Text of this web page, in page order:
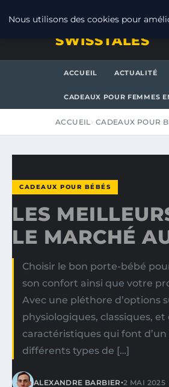
SWISSTALES
ACCUEIL ACTUALITÉ
CADEAUX POUR FEMMES
ACCUEIL CADEAUX POUR
CADEAUX POUR BÉBÉS
LES
LE MARCHÉ
Choisir le bon porte-bébé
son confort ainsi que votre
Avec une pléthore d’options
physiologiques, classiques,
caractéristiques qui font
différents types de […]
ALEXANDRE BARBIER•2 MAI 2025
Nous utilisons des cookies pour